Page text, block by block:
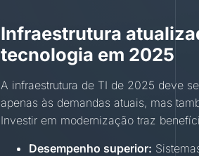
Infraestrutura
tecnologia em 2025
A infraestrutura de TI de 2025 deve
apenas às demandas atuais, mas
Investir em modernização traz
Desempenho superior: